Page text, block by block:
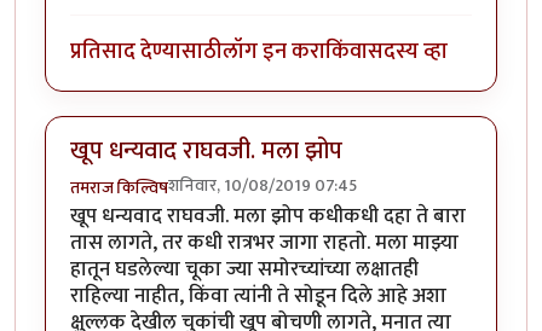
प्रतिसाद देण्यासाठीलॉग इन कराकिंवासदस्य व्हा
खूप धन्यवाद राघवजी. मला झोप
तमराज किल्विषशनिवार, 10/08/2019 07:45
खूप धन्यवाद राघवजी. मला झोप कधीकधी दहा ते बारा
तास लागते, तर कधी रात्रभर जागा राहतो. मला माझ्या
हातून घडलेल्या चूका ज्या समोरच्यांच्या लक्षातही
राहिल्या नाहीत, किंवा त्यांनी ते सोडून दिले आहे अशा
क्षुल्लक देखील चुकांची खूप बोचणी लागते, मनात त्या